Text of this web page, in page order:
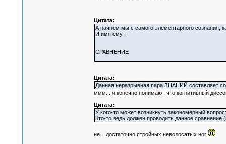
Цитата:
А начнём мы с самого элементарного сознания,
И имя ему -
СРАВНЕНИЕ
Цитата:
Данная неразрывная пара ЗНАНИЙ
ммм... я конечно понимаю , что когнитивный
Цитата:
У кого-то может возникнуть закономерный
Кто-то ведь должен проводить данное сравнение
не... достаточно стройных неволосатых ног